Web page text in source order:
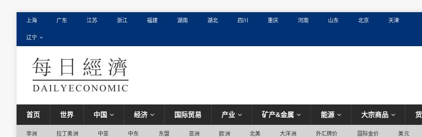
上海 广东 江苏 浙江 福建 湖南 湖北 四川 重庆 河南 山东 北京 天津
辽宁
首页 世界 中国 经济 国际贸易 产业 矿产&金属 能源 大宗商品
非洲 拉丁美洲 中亚 中东 东盟 亚洲 欧洲 北美 大洋洲 外汇牌价 国际金价 美元